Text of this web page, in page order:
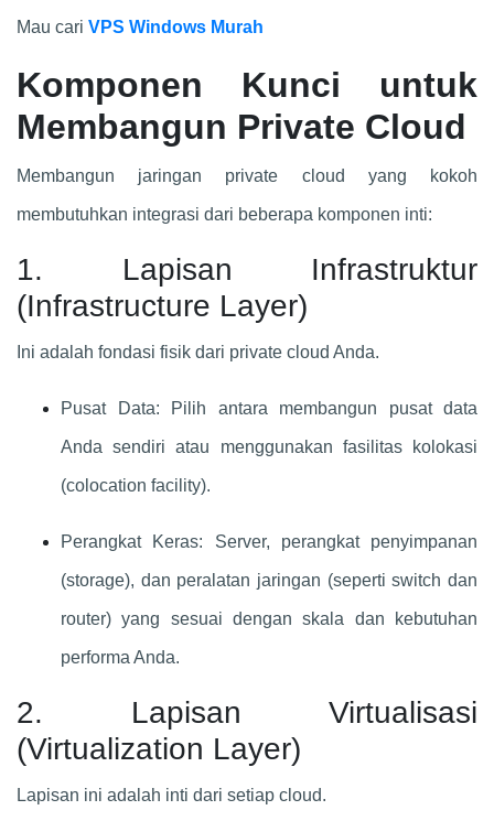
Mau cari VPS Windows Murah
Komponen Kunci untuk
Membangun Private Cloud
Membangun jaringan private cloud yang kokoh
membutuhkan integrasi dari beberapa komponen inti:
1. Lapisan Infrastruktur
(Infrastructure Layer)
Ini adalah fondasi fisik dari private cloud Anda.
Pusat Data: Pilih antara membangun pusat data
Anda sendiri atau menggunakan fasilitas kolokasi
(colocation facility).
Perangkat Keras: Server, perangkat penyimpanan
(storage), dan peralatan jaringan (seperti switch dan
router) yang sesuai dengan skala dan kebutuhan
performa Anda.
2. Lapisan Virtualisasi
(Virtualization Layer)
Lapisan ini adalah inti dari setiap cloud.